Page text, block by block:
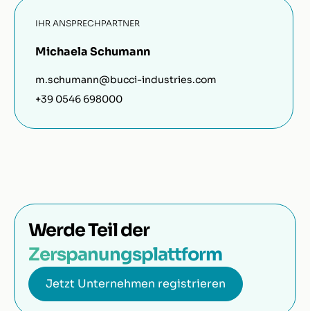
IHR ANSPRECHPARTNER
Michaela Schumann
m.schumann@bucci-industries.com
+39 0546 698000
Werde Teil der
Zerspanungsplattform
Jetzt Unternehmen registrieren